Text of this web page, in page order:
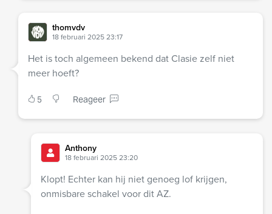
thomvdv
18 februari 2025 23:17
Het is toch algemeen bekend dat Clasie zelf niet
meer hoeft?
5 Reageer
Anthony
18 februari 2025 23:20
Klopt! Echter kan hij niet genoeg lof krijgen,
onmisbare schakel voor dit AZ.